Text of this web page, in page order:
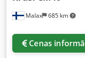
Malax 685 km
Cenas